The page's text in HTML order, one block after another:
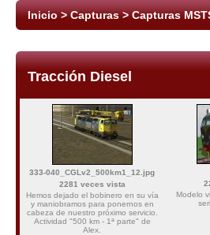
Inicio>Capturas>Capturas
Tracción Diesel
333-040_CGLv2_500km1_12.jpg
2281 veces vista
Hemos dejado el bobinero en su vía
y maniobramos para ponernos en
cabeza de nuestro próximo servicio.
Actividad "500 km - 1ª parte" de
Alex.
Modelo